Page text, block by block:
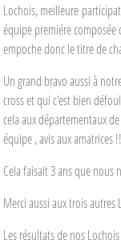
Lochois, meilleure
équipe premiére composée
empoche donc le titre de
Un grand bravo aussi à
cross et qui c'est bien
cela aux départementaux
équipe , avis aux amatrices
Cela faisait 3 ans que nous
Merci aussi aux trois
Les résultats de nos Lochois